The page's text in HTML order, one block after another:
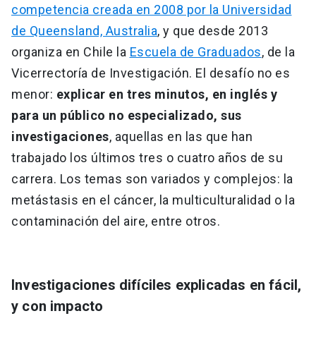
competencia creada en 2008 por la Universidad
de Queensland, Australia, y que desde 2013
organiza en Chile la Escuela de Graduados, de la
Vicerrectoría de Investigación. El desafío no es
menor: explicar en tres minutos, en inglés y
para un público no especializado, sus
investigaciones, aquellas en las que han
trabajado los últimos tres o cuatro años de su
carrera. Los temas son variados y complejos: la
metástasis en el cáncer, la multiculturalidad o la
contaminación del aire, entre otros.
Investigaciones difíciles explicadas en fácil,
y con impacto